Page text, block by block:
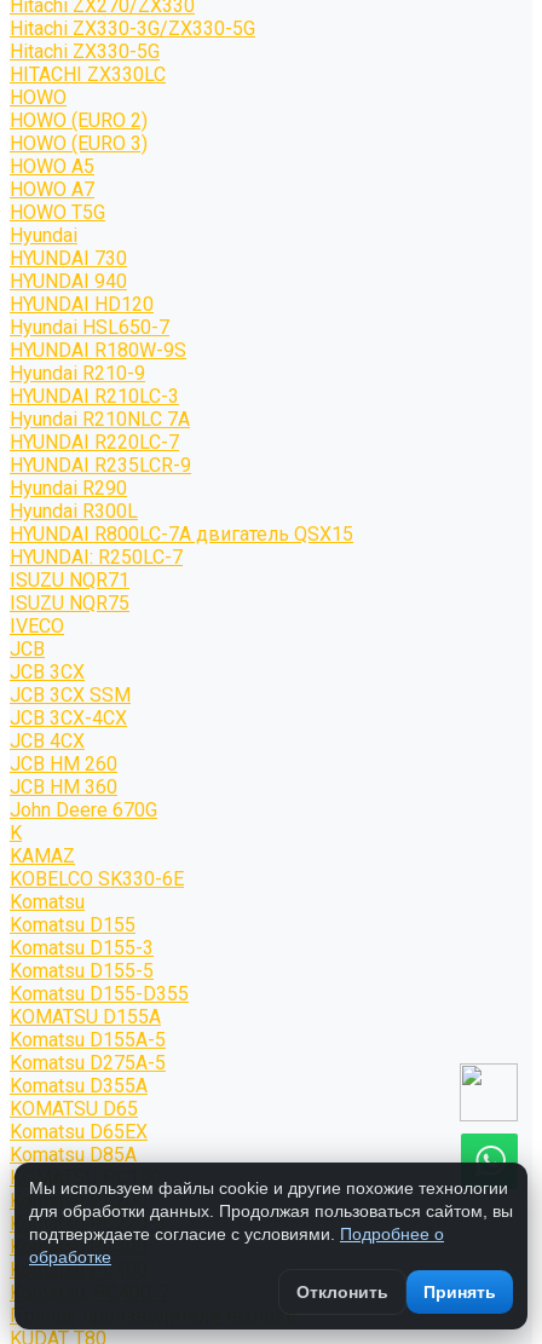
Hitachi ZX270/ZX330
Hitachi ZX330-3G/ZX330-5G
Hitachi ZX330-5G
HITACHI ZX330LC
HOWO
HOWO (EURO 2)
HOWO (EURO 3)
HOWO A5
HOWO A7
HOWO T5G
Hyundai
HYUNDAI 730
HYUNDAI 940
HYUNDAI HD120
Hyundai HSL650-7
HYUNDAI R180W-9S
Hyundai R210-9
HYUNDAI R210LC-3
Hyundai R210NLC 7A
HYUNDAI R220LC-7
HYUNDAI R235LCR-9
Hyundai R290
Hyundai R300L
HYUNDAI R800LC-7A двигатель QSX15
HYUNDAI: R250LC-7
ISUZU NQR71
ISUZU NQR75
IVECO
JCB
JCB 3CX
JCB 3CX SSM
JCB 3CX-4CX
JCB 4CX
JCB HM 260
JCB HM 360
John Deere 670G
K
KAMAZ
KOBELCO SK330-6E
Komatsu
Komatsu D155
Komatsu D155-3
Komatsu D155-5
Komatsu D155-D355
KOMATSU D155A
Komatsu D155A-5
Komatsu D275A-5
Komatsu D355A
KOMATSU D65
Komatsu D65EX
Komatsu D85A
KOMATSU PC100
Komatsu PC200
Komatsu PC220-5
Komatsu PC300
Komatsu PC400
Komatsu; PC400-7
Прочие производители техники
KUDAT T80
Мы используем файлы cookie и другие похожие технологии
для обработки данных. Продолжая пользоваться сайтом, вы
подтверждаете согласие с условиями. Подробнее о
обработке
Отклонить
Принять